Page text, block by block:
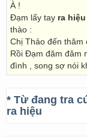
À !
Đạm lấy tay ra hiệu
thào :
Chị Thảo đến thăm
Rồi Đạm đăm đăm
đình , song sợ nói
* Từ đang tra
ra hiệu